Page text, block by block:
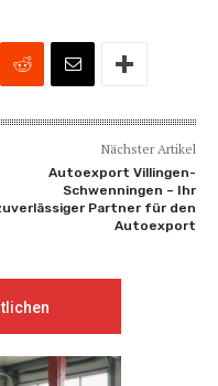
Nächster Artikel
Autoexport Villingen-
Schwenningen – Ihr
Partner für den
Autoexport